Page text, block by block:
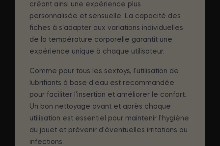
créant ainsi une expérience plus
personnalisée et sensuelle. La capacité des
fiches à s'adapter aux variations individuelles
de la température corporelle garantit une
expérience unique à chaque utilisateur.
Comme pour tous les sextoys, l'utilisation de
lubrifiants à base d'eau est recommandée
pour faciliter l'insertion et améliorer le confort.
Un bon nettoyage avant et après chaque
utilisation est essentiel pour maintenir l'hygiène
du jouet et prévenir d'éventuelles irritations ou
infections.